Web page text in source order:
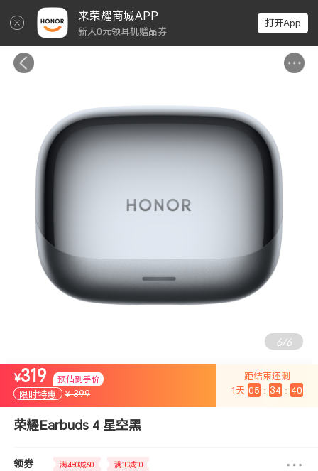
来荣耀商城APP
新人0元领耳机赠品券
打开App
6/6
¥319 预估到手价
限时特惠 ¥ 399
距结束还剩
1天 05 : 34 : 39
荣耀Earbuds 4 星空黑
领券 满480减60 满10减10